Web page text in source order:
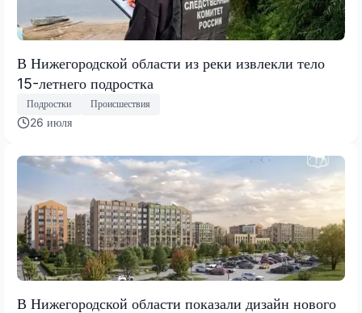
В Нижегородской области из реки извлекли тело
15-летнего подростка
Подростки Происшествия
26 июля
В Нижегородской области показали дизайн нового